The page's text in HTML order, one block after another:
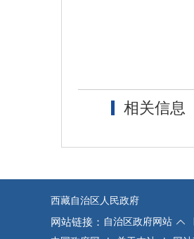
相关信息
西藏自治区人民政府
网站链接： 自治区政府网站